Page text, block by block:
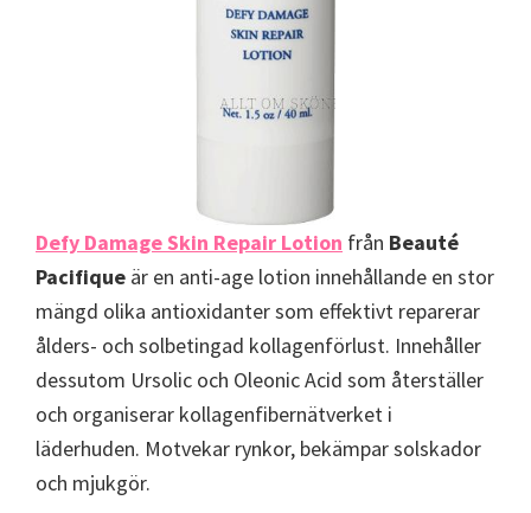
Defy Damage Skin Repair Lotion från Beauté
Pacifique är en anti-age lotion innehållande en stor
mängd olika antioxidanter som effektivt reparerar
ålders- och solbetingad kollagenförlust. Innehåller
dessutom Ursolic och Oleonic Acid som återställer
och organiserar kollagenfibernätverket i
läderhuden. Motvekar rynkor, bekämpar solskador
och mjukgör.